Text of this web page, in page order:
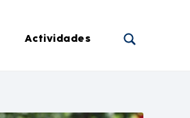
Actividades